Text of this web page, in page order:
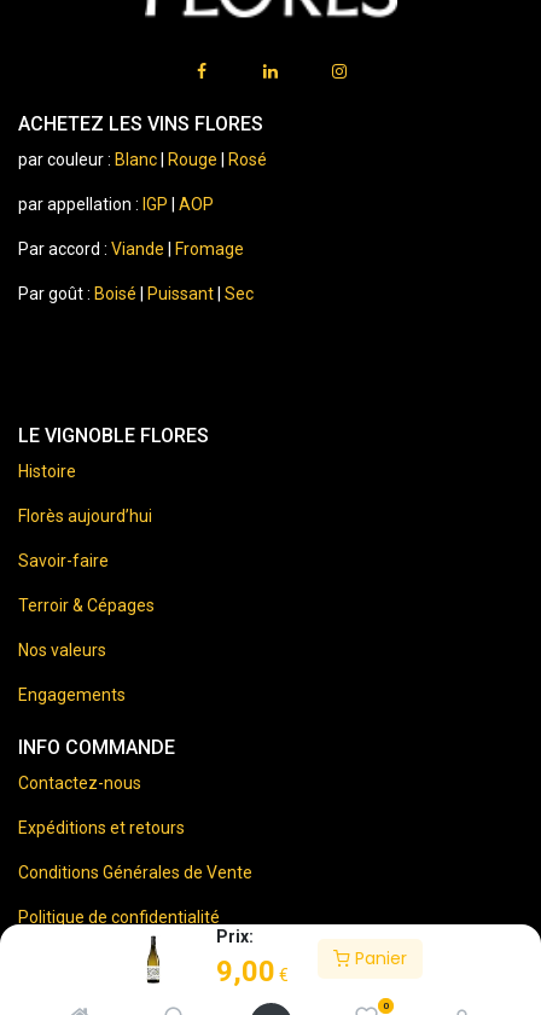
Prix:
9,00 €
Panier
0
ACHETEZ LES VINS FLORES
par couleur : Blanc Rouge Rosé
par appellation : IGP AOP
Par accord : Viande Fromage
Par goût : Boisé Puissant Sec
LE VIGNOBLE FLORES
Histoire
Florès aujourd’hui
Savoir-faire
Terroir & Cépages
Nos valeurs
Engagements
INFO COMMANDE
Contactez-nous
Expéditions et retours
Conditions Générales de Vente
Politique de confidentialité
Mentions Légales